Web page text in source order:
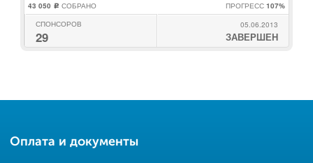
43 050 c СОБРАНО ПРОГРЕСС 107%
СПОНСОРОВ
29
05.06.2013
ЗАВЕРШЕН
Оплата и документы